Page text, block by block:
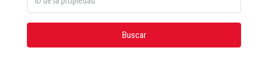
Buscar